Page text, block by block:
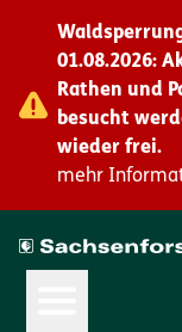
01.08.2026:
Rathen und
besucht
wieder frei.
mehr